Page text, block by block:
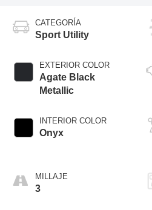
CATEGORÍA
Sport Utility
EXTERIOR COLOR
Agate Black
Metallic
INTERIOR COLOR
Onyx
MILLAJE
3